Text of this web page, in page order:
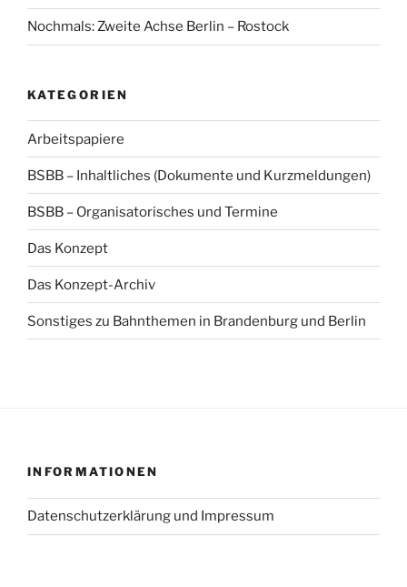
Nochmals: Zweite Achse Berlin – Rostock
KATEGORIEN
Arbeitspapiere
BSBB – Inhaltliches (Dokumente und Kurzmeldungen)
BSBB – Organisatorisches und Termine
Das Konzept
Das Konzept-Archiv
Sonstiges zu Bahnthemen in Brandenburg und Berlin
INFORMATIONEN
Datenschutzerklärung und Impressum